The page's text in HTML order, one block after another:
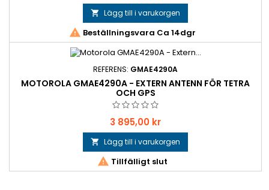
 Lägg till i varukorgen
 Beställningsvara Ca 14dgr
REFERENS: GMAE4290A
MOTOROLA GMAE4290A - EXTERN ANTENN FÖR TETRA
OCH GPS
Pris
3 895,00 kr
 Lägg till i varukorgen
 Tillfälligt slut